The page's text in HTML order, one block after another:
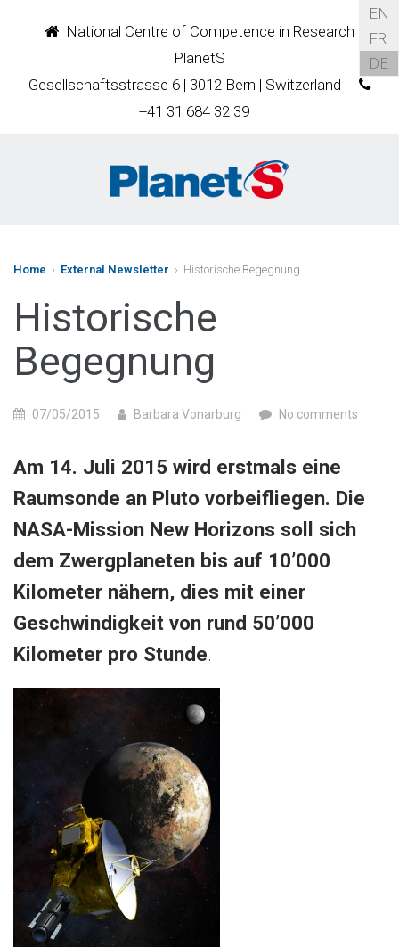
National Centre of Competence in Research
PlanetS
Gesellschaftsstrasse 6 | 3012 Bern | Switzerland
+41 31 684 32 39
EN
FR
DE
Home › External Newsletter › Historische Begegnung
Historische
Begegnung
07/05/2015 Barbara Vonarburg No comments
Am 14. Juli 2015 wird erstmals eine
Raumsonde an Pluto vorbeifliegen. Die
NASA-Mission New Horizons soll sich
dem Zwergplaneten bis auf 10’000
Kilometer nähern, dies mit einer
Geschwindigkeit von rund 50’000
Kilometer pro Stunde.